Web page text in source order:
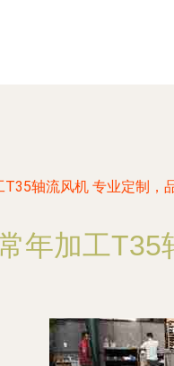
T35轴流风机 专业定制，
年加工T35